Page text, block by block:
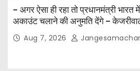
– अगर ऐसा ही रहा तो प्रधानमंत्री भारत
अकाउंट चलाने की अनुमति देंगे –
Aug 7, 2026 Jangesamachar